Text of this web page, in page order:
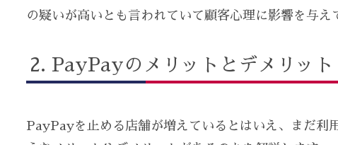
の疑いが高いとも言われていて顧客心理に影響を与え
PayPayのメリットとデメリット
PayPayを止める店舗が増えているとはいえ、まだ利